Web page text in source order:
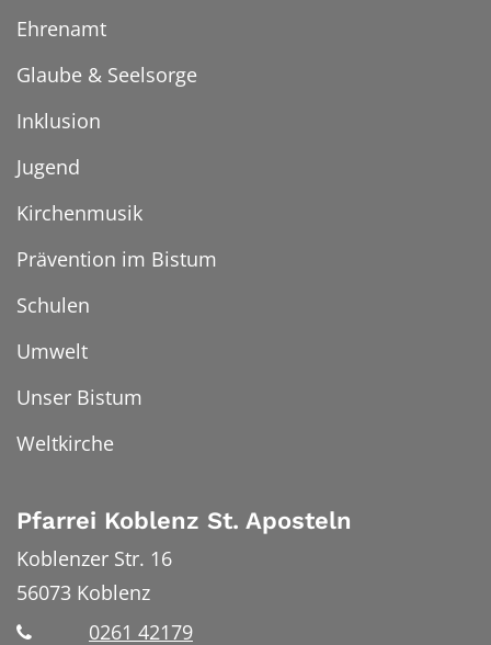
Ehrenamt
Glaube & Seelsorge
Inklusion
Jugend
Kirchenmusik
Prävention im Bistum
Schulen
Umwelt
Unser Bistum
Weltkirche
Pfarrei Koblenz St. Aposteln
Koblenzer Str. 16
56073 Koblenz
0261 42179